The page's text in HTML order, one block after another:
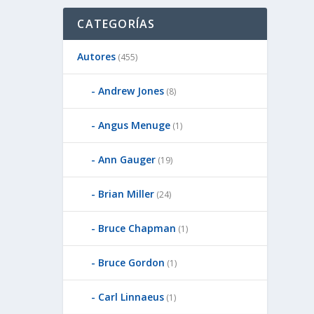
CATEGORÍAS
Autores (455)
Andrew Jones (8)
Angus Menuge (1)
Ann Gauger (19)
Brian Miller (24)
Bruce Chapman (1)
Bruce Gordon (1)
Carl Linnaeus (1)